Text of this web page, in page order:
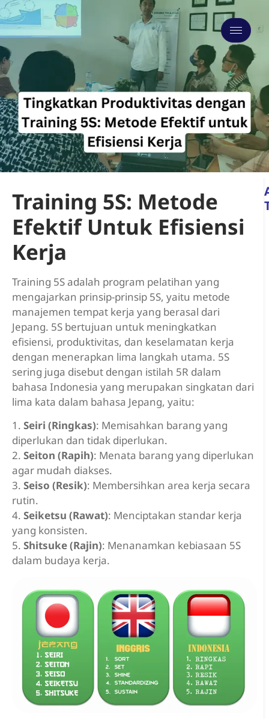
Training 5S: Metode
Efektif Untuk Efisiensi
Kerja
Training 5S adalah program pelatihan yang
mengajarkan prinsip-prinsip 5S, yaitu metode
manajemen tempat kerja yang berasal dari
Jepang. 5S bertujuan untuk meningkatkan
efisiensi, produktivitas, dan keselamatan kerja
dengan menerapkan lima langkah utama. 5S
sering juga disebut dengan istilah 5R dalam
bahasa Indonesia yang merupakan singkatan dari
lima kata dalam bahasa Jepang, yaitu:
1. Seiri (Ringkas): Memisahkan barang yang
diperlukan dan tidak diperlukan.
2. Seiton (Rapih): Menata barang yang diperlukan
agar mudah diakses.
3. Seiso (Resik): Membersihkan area kerja secara
rutin.
4. Seiketsu (Rawat): Menciptakan standar kerja
yang konsisten.
5. Shitsuke (Rajin): Menanamkan kebiasaan 5S
dalam budaya kerja.